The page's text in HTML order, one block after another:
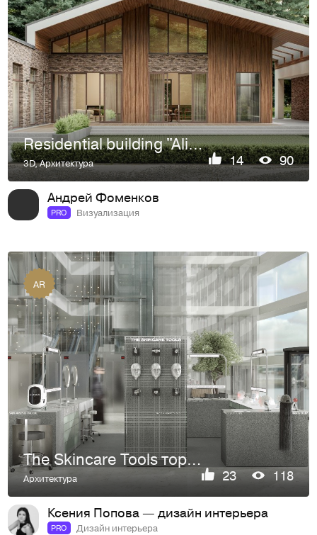
Residential building "Alimp"
3D,Архитектура 14 90
Андрей Фоменков
PRO Визуализация
AR
The Skincare Tools торговый остров
Архитектура 23 118
Ксения Попова — дизайн интерьера
PRO Дизайн интерьера